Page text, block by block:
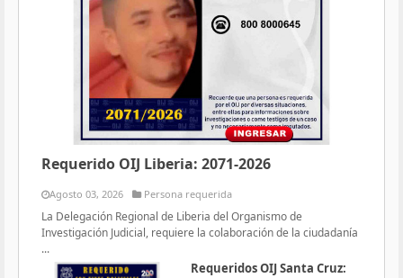
Requerido OIJ Liberia: 2071-2026
Agosto 03, 2026 Persona requerida
La Delegación Regional de Liberia del Organismo de
Investigación Judicial, requiere la colaboración de la ciudadanía
...
Requeridos OIJ Santa Cruz: